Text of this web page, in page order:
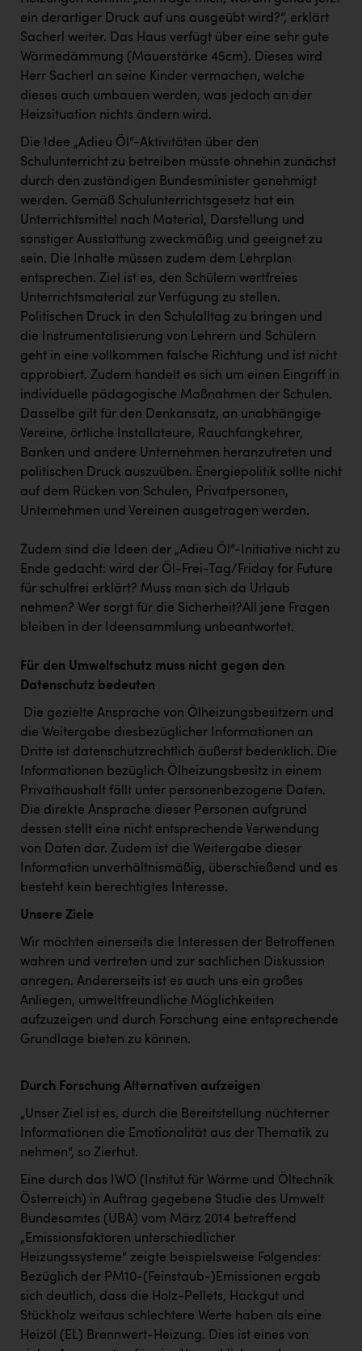
ein derartiger Druck auf uns ausgeübt wird?“, erklärt
Sacherl weiter. Das Haus verfügt über eine sehr gute
Wärmedämmung (Mauerstärke 45cm). Dieses wird
Herr Sacherl an seine Kinder vermachen, welche
dieses auch umbauen werden, was jedoch an der
Heizsituation nichts ändern wird.
Die Idee „Adieu Öl“-Aktivitäten über den
Schulunterricht zu betreiben müsste ohnehin zunächst
durch den zuständigen Bundesminister genehmigt
werden. Gemäß Schulunterrichtsgesetz hat ein
Unterrichtsmittel nach Material, Darstellung und
sonstiger Ausstattung zweckmäßig und geeignet zu
sein. Die Inhalte müssen zudem dem Lehrplan
entsprechen. Ziel ist es, den Schülern wertfreies
Unterrichtsmaterial zur Verfügung zu stellen.
Politischen Druck in den Schulalltag zu bringen und
die Instrumentalisierung von Lehrern und Schülern
geht in eine vollkommen falsche Richtung und ist nicht
approbiert. Zudem handelt es sich um einen Eingriff in
individuelle pädagogische Maßnahmen der Schulen.
Dasselbe gilt für den Denkansatz, an unabhängige
Vereine, örtliche Installateure, Rauchfangkehrer,
Banken und andere Unternehmen heranzutreten und
politischen Druck auszuüben. Energiepolitik sollte nicht
auf dem Rücken von Schulen, Privatpersonen,
Unternehmen und Vereinen ausgetragen werden.
Zudem sind die Ideen der „Adieu Öl“-Initiative nicht zu
Ende gedacht: wird der Öl-Frei-Tag/Friday for Future
für schulfrei erklärt? Muss man sich da Urlaub
nehmen? Wer sorgt für die Sicherheit?All jene Fragen
bleiben in der Ideensammlung unbeantwortet.
Für den Umweltschutz muss nicht gegen den
Datenschutz bedeuten
Die gezielte Ansprache von Ölheizungsbesitzern und
die Weitergabe diesbezüglicher Informationen an
Dritte ist datenschutzrechtlich äußerst bedenklich. Die
Informationen bezüglich Ölheizungsbesitz in einem
Privathaushalt fällt unter personenbezogene Daten.
Die direkte Ansprache dieser Personen aufgrund
dessen stellt eine nicht entsprechende Verwendung
von Daten dar. Zudem ist die Weitergabe dieser
Information unverhältnismäßig, überschießend und es
besteht kein berechtigtes Interesse.
Unsere Ziele
Wir möchten einerseits die Interessen der Betroffenen
wahren und vertreten und zur sachlichen Diskussion
anregen. Andererseits ist es auch uns ein großes
Anliegen, umweltfreundliche Möglichkeiten
aufzuzeigen und durch Forschung eine entsprechende
Grundlage bieten zu können.
Durch Forschung Alternativen aufzeigen
„Unser Ziel ist es, durch die Bereitstellung nüchterner
Informationen die Emotionalität aus der Thematik zu
nehmen“, so Zierhut.
Eine durch das IWO (Institut für Wärme und Öltechnik
Österreich) in Auftrag gegebene Studie des Umwelt
Bundesamtes (UBA) vom März 2014 betreffend
„Emissionsfaktoren unterschiedlicher
Heizungssysteme“ zeigte beispielsweise Folgendes:
Bezüglich der PM10-(Feinstaub-)Emissionen ergab
sich deutlich, dass die Holz-Pellets, Hackgut und
Stückholz weitaus schlechtere Werte haben als eine
Heizöl (EL) Brennwert-Heizung. Dies ist eines von